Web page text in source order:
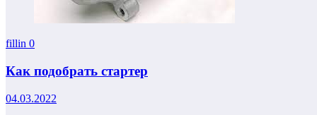
fillin 0
Как подобрать стартер
04.03.2022